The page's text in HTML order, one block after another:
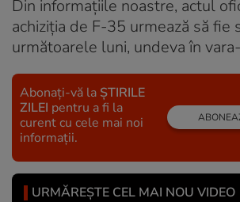
Din informațiile noastre, actul
achiziția de F-35 urmează să fie
următoarele luni, undeva în
Abonați-vă la ȘTIRILE
ZILEI pentru a fi la
curent cu cele mai noi
informații.
URMĂREȘTE CEL MAI NOU VIDEO